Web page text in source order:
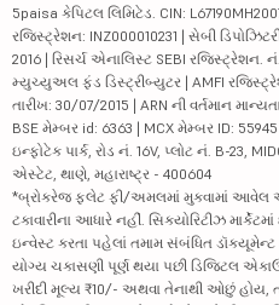
5paisa કેપિટલ લિમિટેડ. CIN:
રજિસ્ટ્રેશન: INZ000010231 | સેબી
2016 | રિસર્ચ એનાલિસ્ટ SEBI રજિસ્ટ્રેશન.
મ્યુચ્યુઅલ ફંડ ડિસ્ટ્રીબ્યુટર | AMFI
તારીખ: 30/07/2015 | ARN ની વર્તમાન
BSE મેમ્બર id: 6363 | MCX મેમ્બર ID:
ઇન્ફોટેક પાર્ક, રોડ નં. 16V, પ્લોટ નં. B-23,
એસ્ટેટ, થાણે, મહારાષ્ટ્ર - 400604
*બ્રોકરેજ ફ્લેટ ફી/અમલમાં મુકવામાં આવેલ
ટકાવારીના આધારે નહીં. સિક્યોરિટીઝ
ઇન્વેસ્ટ કરતા પહેલાં તમામ સંબંધિત ડૉક્યૂમેન્ટ
યોગ્ય ચકાસણી પૂર્ણ થયા પછી ડિજિટલ
ખરીદી મૂલ્ય ₹10/- અથવા તેનાથી ઓછું હોય,